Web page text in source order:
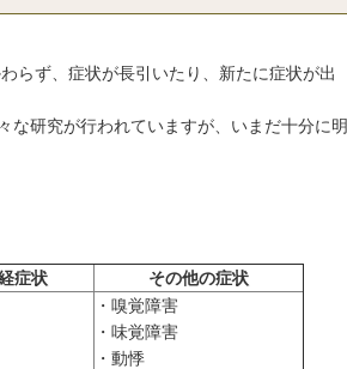
らず、症状が長引いたり、新たに症状が出
研究が行われていますが、いまだ十分に明
症状
その他の症状
・嗅覚障害
・味覚障害
・動悸